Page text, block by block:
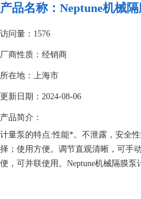
产品名称： Neptune机械
访问量：1576
厂商性质：经销商
所在地：上海市
更新日期：2024-08-06
产品简介：
计量泵的特点:性能*。不泄露，安全
择；使用方便。调节直观清晰，可手
便，可并联使用。Neptune机械隔膜泵